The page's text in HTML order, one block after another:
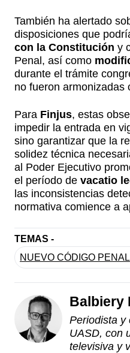
También ha alertado
disposiciones que
con la Constitución y
Penal, así como
durante el trámite
no fueron armonizadas
Para Finjus, estas
impedir la entrada en
sino garantizar que la
solidez técnica
al Poder Ejecutivo
el período de vacatio
las inconsistencias
normativa comience a
TEMAS -
NUEVO CÓDIGO PENAL
Balbiery
Periodista y
UASD, con
televisiva y